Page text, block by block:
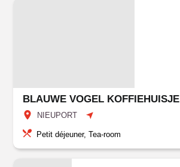
BLAUWE VOGEL KOFFIEHUISJE
NIEUPORT
Petit déjeuner, Tea-room